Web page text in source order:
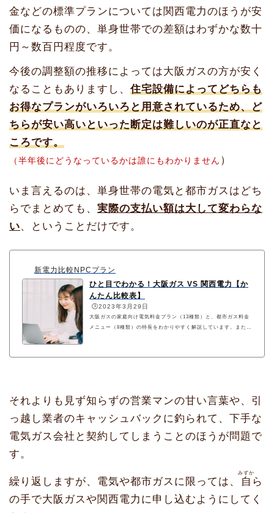
金などの標準プランについては関西電力のほうが安
価になるものの、単身世帯での差額はわずかな数十
円～数百円程度です。
今後の調整額の推移によっては大阪ガスの方が安く
なることもありますし、住宅設備によってどちらも
お得なプランがいろいろと用意されているため、ど
ちらが安い高いといった断定は難しいのが正直なと
ころです。
（半年後にどうなっているかは誰にもわかりません ）
いま言えるのは、単身世帯の電気と都市ガスはどち
らでまとめても、 実際の支払い額は大して変わらな
い、ということだけです。
新電力比較NPCプラン
ひと目でわかる！大阪ガス VS 関西電力【か
んたん比較表】
🕒️2023年3月29日
大阪ガスの家庭向け電気料金プラン（13種類）と、都市ガス料金
メニュー（8種類）の特長をわかりやすく解説しています。また、
それよりも見ず知らずの営業マンの甘い言葉や、引
っ越し業者のキャッシュバックに釣られて、下手な
電気ガス会社と契約してしまうことのほうが問題で
す。
繰り返しますが、電気や都市ガスに限っては、 自
みずか
ら
の手で大阪ガスや関西電力に申し込むようにしてく